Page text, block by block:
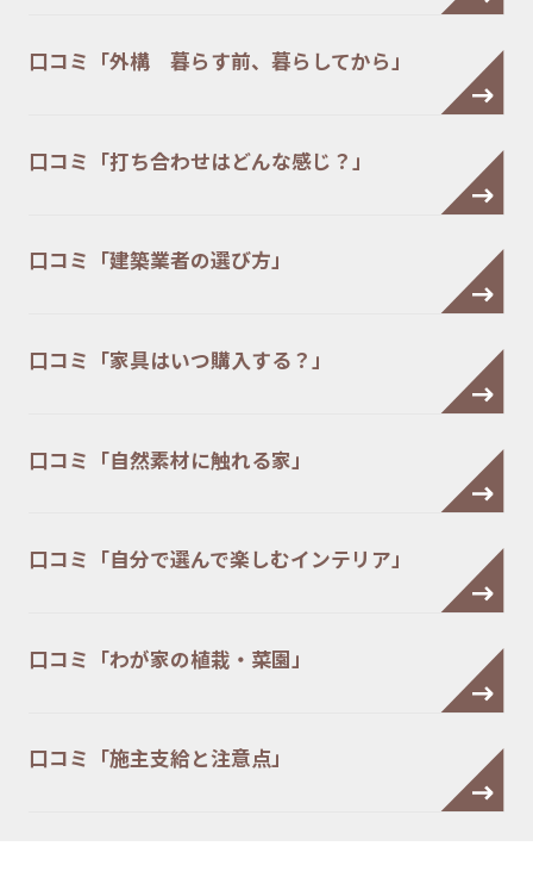
口コミ「外構 暮らす前、暮らしてから」
口コミ「打ち合わせはどんな感じ？」
口コミ「建築業者の選び方」
口コミ「家具はいつ購入する？」
口コミ「自然素材に触れる家」
口コミ「自分で選んで楽しむインテリア」
口コミ「わが家の植栽・菜園」
口コミ「施主支給と注意点」